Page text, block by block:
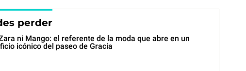
perder
ni Mango: el referente de la moda que abre en un
icónico del paseo de Gracia